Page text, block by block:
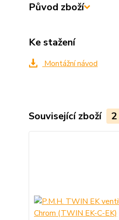
Původ zboží
Ke stažení
Montážní návod
Související zboží 2